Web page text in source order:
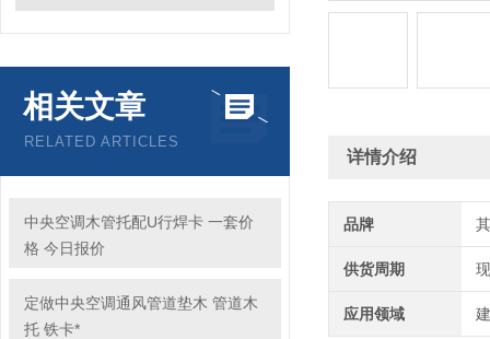
相关文章
RELATED ARTICLES
中央空调木管托配U行焊卡 一套价
格 今日报价
定做中央空调通风管道垫木 管道木
托 铁卡*
详情介绍
品牌
供货周期
应用领域